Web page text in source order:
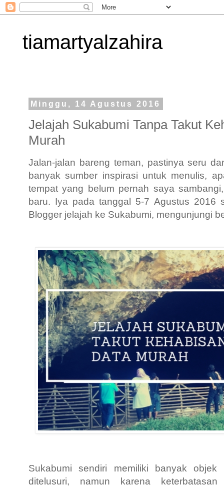
tiamartyalzahira
Minggu, 14 Agustus 2016
Jelajah Sukabumi Tanpa Takut
Murah
Jalan-jalan bareng teman, pastinya seru
banyak sumber inspirasi untuk menulis,
tempat yang belum pernah saya
baru. Iya pada tanggal 5-7 Agustus 2016
Blogger jelajah ke Sukabumi, mengunjungi
Sukabumi sendiri memiliki banyak
ditelusuri, namun karena